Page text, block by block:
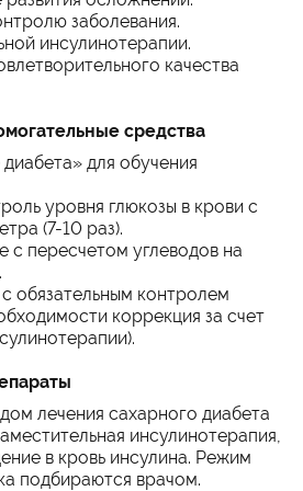
заболевания.
инсулинотерапии.
качества
средства
для обучения
уровня глюкозы в крови с
(7-10 раз).
с пересчетом углеводов на
обязательным контролем
коррекция за счет
лечения сахарного диабета
инсулинотерапия,
в кровь инсулина. Режим
подбираются врачом.